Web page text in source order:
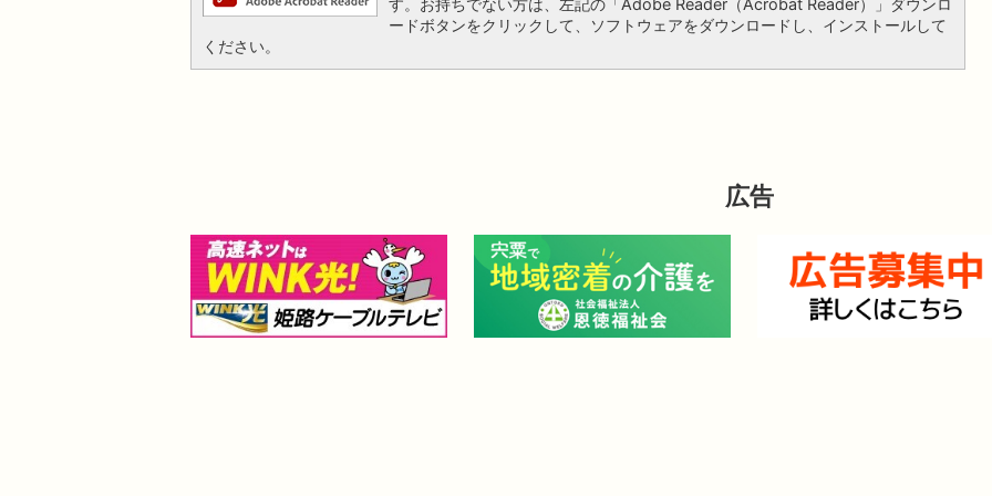
す。お持ちでない方は、左記の「Adobe Reader（Acrobat Reader）」ダウンロ
ードボタンをクリックして、ソフトウェアをダウンロードし、インストールして
ください。
広告